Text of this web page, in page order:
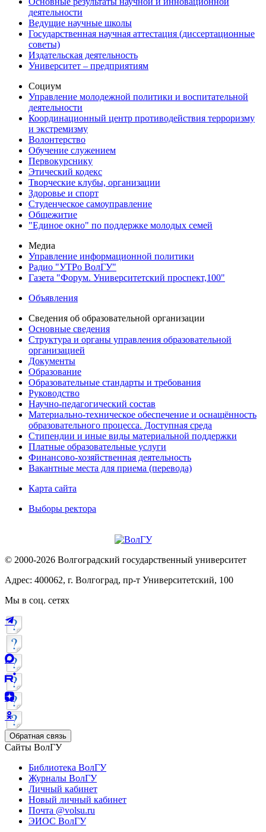
деятельности
Ведущие научные школы
Государственная научная аттестация (диссертационные
советы)
Издательская деятельность
Университет – предприятиям
Социум
Управление молодежной политики и воспитательной
деятельности
Координационный центр противодействия терроризму
и экстремизму
Волонтерство
Обучение служением
Первокурснику
Этический кодекс
Творческие клубы, организации
Здоровье и спорт
Студенческое самоуправление
Общежитие
"Единое окно" по поддержке молодых семей
Медиа
Управление информационной политики
Радио "УТРо ВолГУ"
Газета "Форум. Университетский проспект,100"
Объявления
Сведения об образовательной организации
Основные сведения
Структура и органы управления образовательной
организацией
Документы
Образование
Образовательные стандарты и требования
Руководство
Научно-педагогический состав
Материально-техническое обеспечение и оснащённость
образовательного процесса. Доступная среда
Стипендии и иные виды материальной поддержки
Платные образовательные услуги
Финансово-хозяйственная деятельность
Вакантные места для приема (перевода)
Карта сайта
Выборы ректора
© 2000-2026 Волгоградский государственный университет
Адрес: 400062, г. Волгоград, пр-т Университетский, 100
Мы в соц. сетях
Обратная связь
Сайты ВолГУ
Библиотека ВолГУ
Журналы ВолГУ
Личный кабинет
Новый личный кабинет
Почта @volsu.ru
ЭИОС ВолГУ